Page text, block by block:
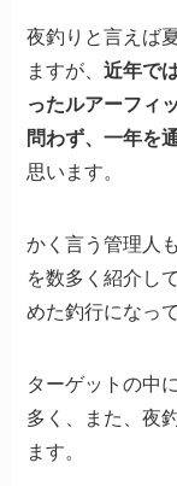
夜釣りと言えば
ますが、近年で
ったルアーフィ
問わず、一年を
思います。
かく言う管理人
を数多く紹介し
めた釣行になっ
ターゲットの中
多く、また、夜
ます。